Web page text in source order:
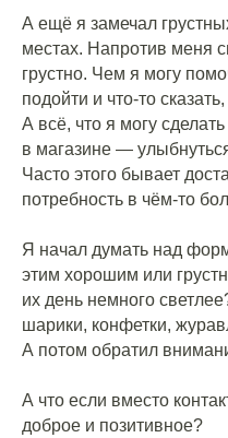
А ещё я замечал
местах. Напротив меня
грустно. Чем я могу
подойти и что-то
А всё, что я могу
в магазине —
Часто этого бывает
потребность в чём-то
Я начал думать над
этим хорошим или
их день немного
шарики, конфетки,
А потом обратил
А что если вместо
доброе и позитивное?